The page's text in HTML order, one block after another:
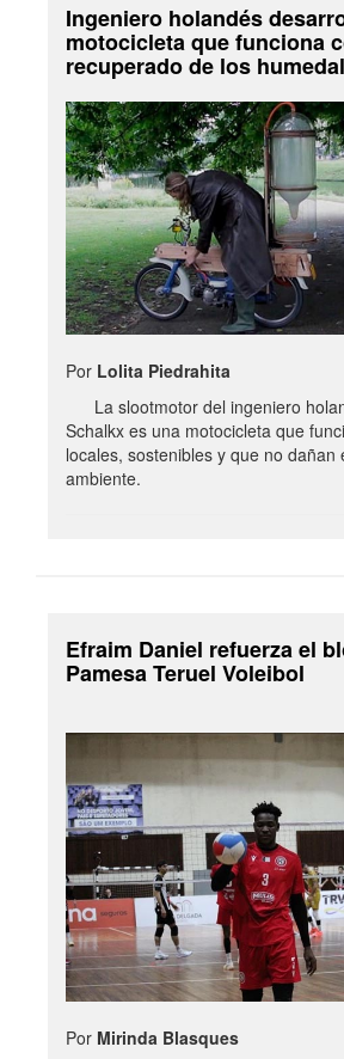
Ingeniero holandés
motocicleta que funciona
recuperado de los
Por Lolita Piedrahita
La slootmotor del ingeniero
Schalkx es una motocicleta que
locales, sostenibles y que no dañan
ambiente.
Efraim Daniel refuerza el
Pamesa Teruel Voleibol
Por Mirinda Blasques